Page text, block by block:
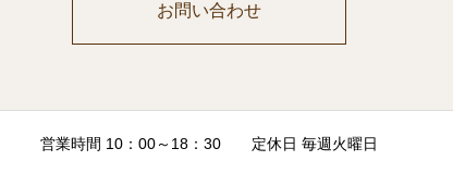
お問い合わせ
営業時間 10：00～18：30 定休日 毎週火曜日